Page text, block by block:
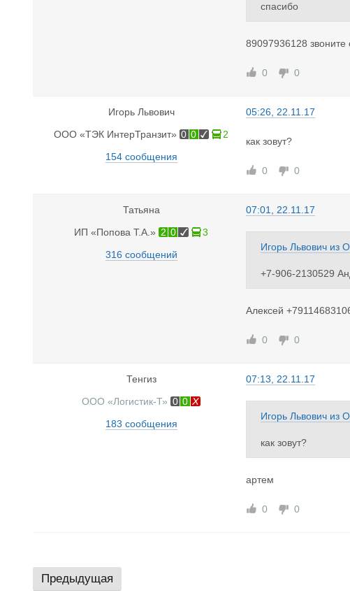
спасибо
89097936128 звоните
0 0
Игорь Львович
ООО «ТЭК ИнтерТранзит» 0 0
2
154 сообщения
05:26, 22.11.17
как зовут?
0 0
Татьяна
ИП «Попова Т.А.» 2 0
3
316 сообщений
07:01, 22.11.17
Игорь Львович из
+7-906-2130529
Алексей
0 0
Тенгиз
ООО «Логистик-Т» 0 0
183 сообщения
07:13, 22.11.17
Игорь Львович из
как зовут?
артем
0 0
Предыдущая